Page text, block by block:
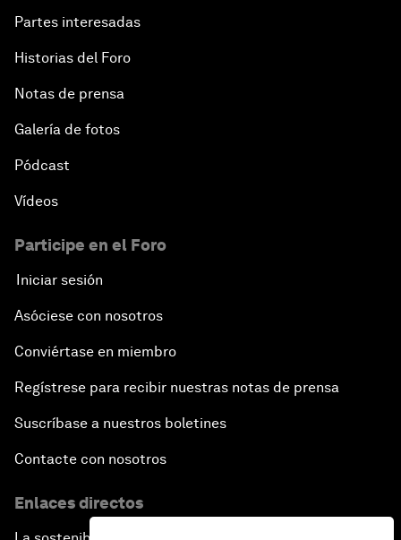
Partes interesadas
Historias del Foro
Notas de prensa
Galería de fotos
Pódcast
Vídeos
Participe en el Foro
Iniciar sesión
Asóciese con nosotros
Conviértase en miembro
Regístrese para recibir nuestras notas de prensa
Suscríbase a nuestros boletines
Contacte con nosotros
Enlaces directos